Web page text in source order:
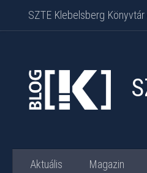
Skip to content
SZTE Klebelsberg
Aktuális Magazin